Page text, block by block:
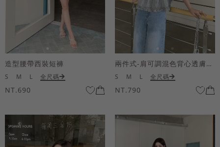
造型腰帶西裝短褲
S M L 全尺碼
NT.690
兩件式-肩可調混色背心透膚上衣套組
S M L 全尺碼
NT.790